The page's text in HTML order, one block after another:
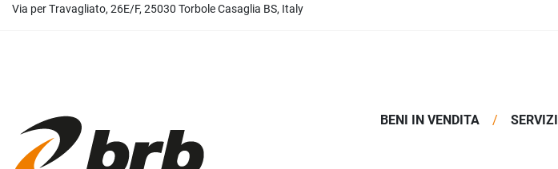
Via per Travagliato, 26E/F, 25030 Torbole Casaglia BS, Italy
BENI IN VENDITA SERVIZI